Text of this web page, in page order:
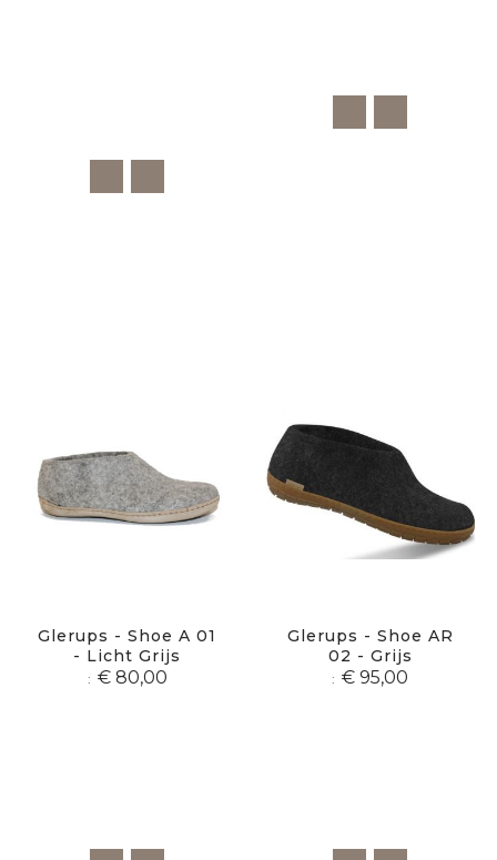
Glerups - Shoe A 01
- Licht Grijs
€ 80,00
Glerups - Shoe AR
02 - Grijs
€ 95,00